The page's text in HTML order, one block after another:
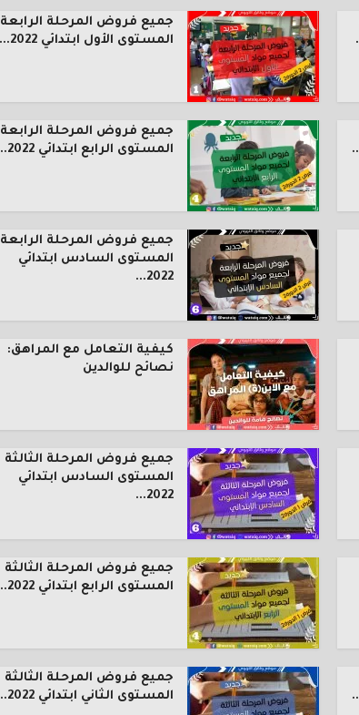
جميع فروض المرحلة الرابعة
المستوى الأول ابتدائي 2022...
جميع فروض المرحلة الرابعة
المستوى الرابع ابتدائي 2022...
جميع فروض المرحلة الرابعة
المستوى السادس ابتدائي
2022...
كيفية التعامل مع المراهق:
نصائح للوالدين
جميع فروض المرحلة الثالثة
المستوى السادس ابتدائي
2022...
جميع فروض المرحلة الثالثة
المستوى الرابع ابتدائي 2022...
جميع فروض المرحلة الثالثة
المستوى الثاني ابتدائي 2022...